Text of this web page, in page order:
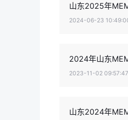
山东2025年
2024-06-23
2024年山东
2023-11-02 09:57:47
山东2024年